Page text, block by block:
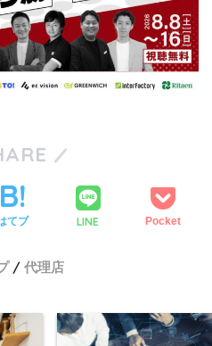
てブ LINE Pocket
代理店